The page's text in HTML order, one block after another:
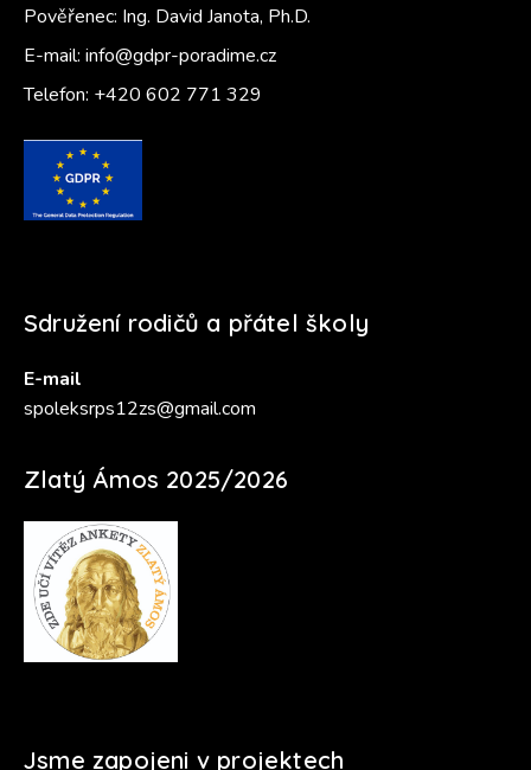
Pověřenec: Ing. David Janota, Ph.D.
E-mail: info@gdpr-poradime.cz
Telefon: +420 602 771 329
Sdružení rodičů a přátel školy
E-mail
spoleksrps12zs@gmail.com
Zlatý Ámos 2025/2026
Jsme zapojeni v projektech